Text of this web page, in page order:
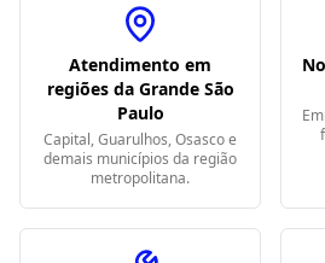
Atendimento em
regiões da Grande São
Paulo
Capital, Guarulhos, Osasco e
demais municípios da região
metropolitana.